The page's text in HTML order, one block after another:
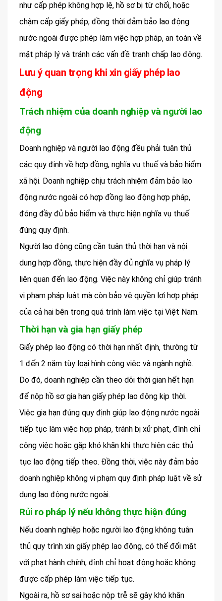
như cấp phép không hợp lệ, hồ sơ bị từ chối, hoặc
chậm cấp giấy phép, đồng thời đảm bảo lao động
nước ngoài được phép làm việc hợp pháp, an toàn về
mặt pháp lý và tránh các vấn đề tranh chấp lao động.
Lưu ý quan trọng khi xin giấy phép lao
động
Trách nhiệm của doanh nghiệp và người lao
động
Doanh nghiệp và người lao động đều phải tuân thủ
các quy định về hợp đồng, nghĩa vụ thuế và bảo hiểm
xã hội. Doanh nghiệp chịu trách nhiệm đảm bảo lao
động nước ngoài có hợp đồng lao động hợp pháp,
đóng đầy đủ bảo hiểm và thực hiện nghĩa vụ thuế
đúng quy định.
Người lao động cũng cần tuân thủ thời hạn và nội
dung hợp đồng, thực hiện đầy đủ nghĩa vụ pháp lý
liên quan đến lao động. Việc này không chỉ giúp tránh
vi phạm pháp luật mà còn bảo vệ quyền lợi hợp pháp
của cả hai bên trong quá trình làm việc tại Việt Nam.
Thời hạn và gia hạn giấy phép
Giấy phép lao động có thời hạn nhất định, thường từ
1 đến 2 năm tùy loại hình công việc và ngành nghề.
Do đó, doanh nghiệp cần theo dõi thời gian hết hạn
để nộp hồ sơ gia hạn giấy phép lao động kịp thời.
Việc gia hạn đúng quy định giúp lao động nước ngoài
tiếp tục làm việc hợp pháp, tránh bị xử phạt, đình chỉ
công việc hoặc gặp khó khăn khi thực hiện các thủ
tục lao động tiếp theo. Đồng thời, việc này đảm bảo
doanh nghiệp không vi phạm quy định pháp luật về sử
dụng lao động nước ngoài.
Rủi ro pháp lý nếu không thực hiện đúng
Nếu doanh nghiệp hoặc người lao động không tuân
thủ quy trình xin giấy phép lao động, có thể đối mặt
với phạt hành chính, đình chỉ hoạt động hoặc không
được cấp phép làm việc tiếp tục.
Ngoài ra, hồ sơ sai hoặc nộp trễ sẽ gây khó khăn